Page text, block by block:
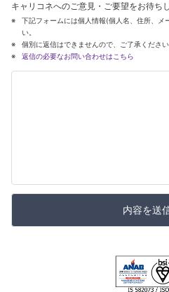
キャリコネへのご意見・ご要望をお待ち
下記フォームには個人情報(個人名、住所、メ
い。
個別に返信はできませんので、ご了承ください
返信の必要なお問い合わせはこちら
内容を送